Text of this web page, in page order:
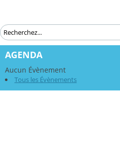
AGENDA
Aucun Évènement
Tous les Évènements